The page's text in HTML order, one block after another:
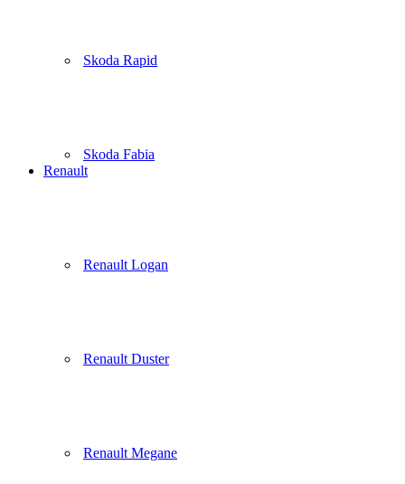
Skoda Rapid
Skoda Fabia
Renault
Renault Logan
Renault Duster
Renault Megane